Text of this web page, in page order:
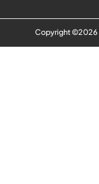
Copyright ©2026